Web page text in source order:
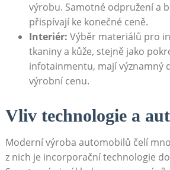
výrobu. Samotné odpružení a
přispívají ke konečné ⁤ceně.
Interiér: Výběr ‌materiálů pro
tkaniny a kůže, stejně jako
infotainmentu, mají významný
výrobní cenu.
Vliv technologie a
Moderní výroba automobilů čelí
z nich je incorporační technologie